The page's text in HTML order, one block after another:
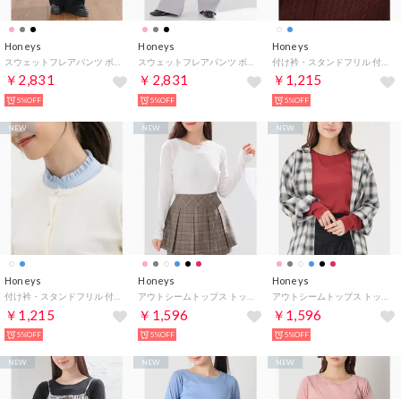
Honeys
￥2,831
5%OFF
Honeys
￥2,831
5%OFF
Honeys
付け衿・スタンドフリル 付け衿 スタンドカラー フリル アジャスター サイズ調整 重ね着 レイヤード フェミニン オールシーズン 白 レディース （ブルーストライプ）
￥1,215
5%OFF
Honeys
付け衿・スタンドフリル 付け衿 スタンドカラー フリル アジャスター サイズ調整 重ね着 レイヤード フェミニン オールシーズン 白 レディース （ブルー）
￥1,215
NEW
5%OFF
Honeys
アウトシームトップス トップス カットソー 長袖 アウトシーム シャーリング レーヨン混 透け感 レイヤード クルーネック ガーリー レディース （アイボリー）
￥1,596
NEW
5%OFF
Honeys
アウトシームトップス トップス カットソー 長袖 アウトシーム シャーリング レーヨン混 透け感 レイヤード クルーネック ガーリー レディース （レッド）
￥1,596
NEW
5%OFF
NEW NEW NEW